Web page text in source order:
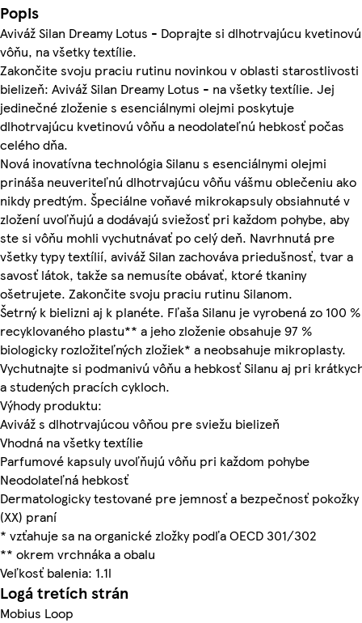
Popis
Aviváž Silan Dreamy Lotus - Doprajte si dlhotrvajúcu kvetinovú
vôňu, na všetky textílie.
Zakončite svoju praciu rutinu novinkou v oblasti starostlivosti
bielizeň: Aviváž Silan Dreamy Lotus - na všetky textílie. Jej
jedinečné zloženie s esenciálnymi olejmi poskytuje
dlhotrvajúcu kvetinovú vôňu a neodolateľnú hebkosť počas
celého dňa.
Nová inovatívna technológia Silanu s esenciálnymi olejmi
prináša neuveriteľnú dlhotrvajúcu vôňu vášmu oblečeniu ako
nikdy predtým. Špeciálne voňavé mikrokapsuly obsiahnuté v
zložení uvoľňujú a dodávajú sviežosť pri každom pohybe, aby
ste si vôňu mohli vychutnávať po celý deň. Navrhnutá pre
všetky typy textílií, aviváž Silan zachováva priedušnosť, tvar a
savosť látok, takže sa nemusíte obávať, ktoré tkaniny
ošetrujete. Zakončite svoju praciu rutinu Silanom.
Šetrný k bielizni aj k planéte. Fľaša Silanu je vyrobená zo 100 %
recyklovaného plastu** a jeho zloženie obsahuje 97 %
biologicky rozložiteľných zložiek* a neobsahuje mikroplasty.
Vychutnajte si podmanivú vôňu a hebkosť Silanu aj pri
a studených pracích cykloch.
Výhody produktu:
Aviváž s dlhotrvajúcou vôňou pre sviežu bielizeň
Vhodná na všetky textílie
Parfumové kapsuly uvoľňujú vôňu pri každom pohybe
Neodolateľná hebkosť
Dermatologicky testované pre jemnosť a bezpečnosť pokožky
(XX) praní
* vzťahuje sa na organické zložky podľa OECD 301/302
** okrem vrchnáka a obalu
Veľkosť balenia: 1.1l
Logá tretích strán
Mobius Loop